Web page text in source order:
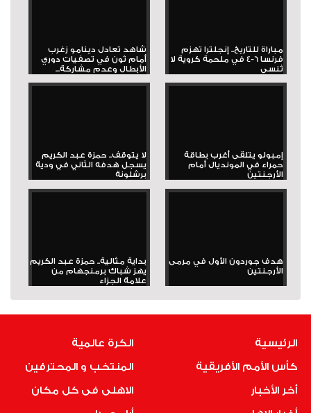
مباراة للتاريخ.. إنجلترا تهزم
فرنسا 6-4 في ملحمة كروية لا
تُنسى
شاهد تعادل دينامو زغرب
أمام ثون في تصفيات دوري
الأبطال وعدم مشاركة...
إمبولو يتلقى أغرب بطاقة
حمراء في المونديال أمام
الأرجنتين
لا يتوقف.. حمزة عبد الكريم
يسجل هدفه الثاني في ودية
برشلونة
هدف جوردون الأول في مرمى
الأرجنتين
بداية مثالية.. حمزة عبد الكريم
يهز شباك برمنجهام من
علامة الجزاء
الرئيسية
كأس الأمم الأفريقية
أخر الأخبار
الكرة عالمية
المنتخب و المحترفين
الاهلى فى كل مكان